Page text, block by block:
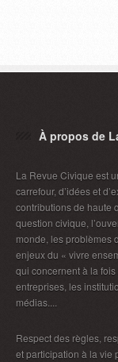
À propos de
La Revue Civique est
carrefour, d’idées et
contributions de haute
question civique,
monde, les problèmes
enjeux du « vivre
qui concernent à la
entreprises, les
médias....
Respect des règles,
et participation à la vie